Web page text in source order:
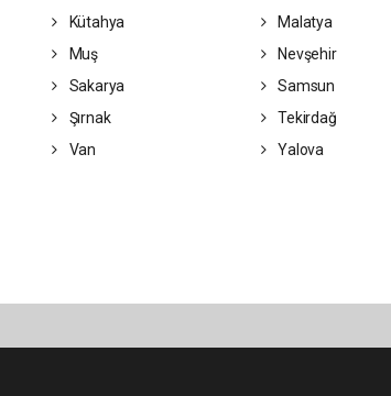
Kütahya Malatya
Muş Nevşehir
Sakarya Samsun
Şırnak Tekirdağ
Van Yalova